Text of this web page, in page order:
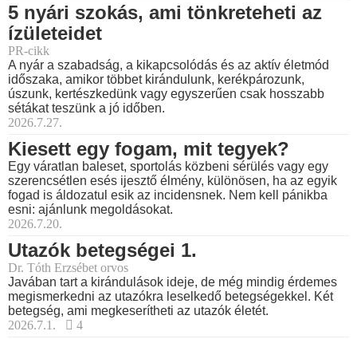
5 nyári szokás, ami tönkreteheti az
ízületeidet
PR-cikk
A nyár a szabadság, a kikapcsolódás és az aktív életmód
időszaka, amikor többet kirándulunk, kerékpározunk,
úszunk, kertészkedünk vagy egyszerűen csak hosszabb
sétákat teszünk a jó időben.
2026.7.27.
Kiesett egy fogam, mit tegyek?
Egy váratlan baleset, sportolás közbeni sérülés vagy egy
szerencsétlen esés ijesztő élmény, különösen, ha az egyik
fogad is áldozatul esik az incidensnek. Nem kell pánikba
esni: ajánlunk megoldásokat.
2026.7.20.
Utazók betegségei 1.
Dr. Tóth Erzsébet orvos
Javában tart a kirándulások ideje, de még mindig érdemes
megismerkedni az utazókra leselkedő betegségekkel. Két
betegség, ami megkeserítheti az utazók életét.
2026.7.1.
4